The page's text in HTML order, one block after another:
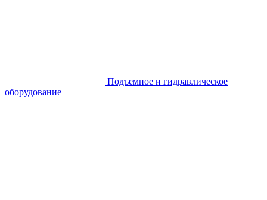
Подъемное и гидравлическое
оборудование